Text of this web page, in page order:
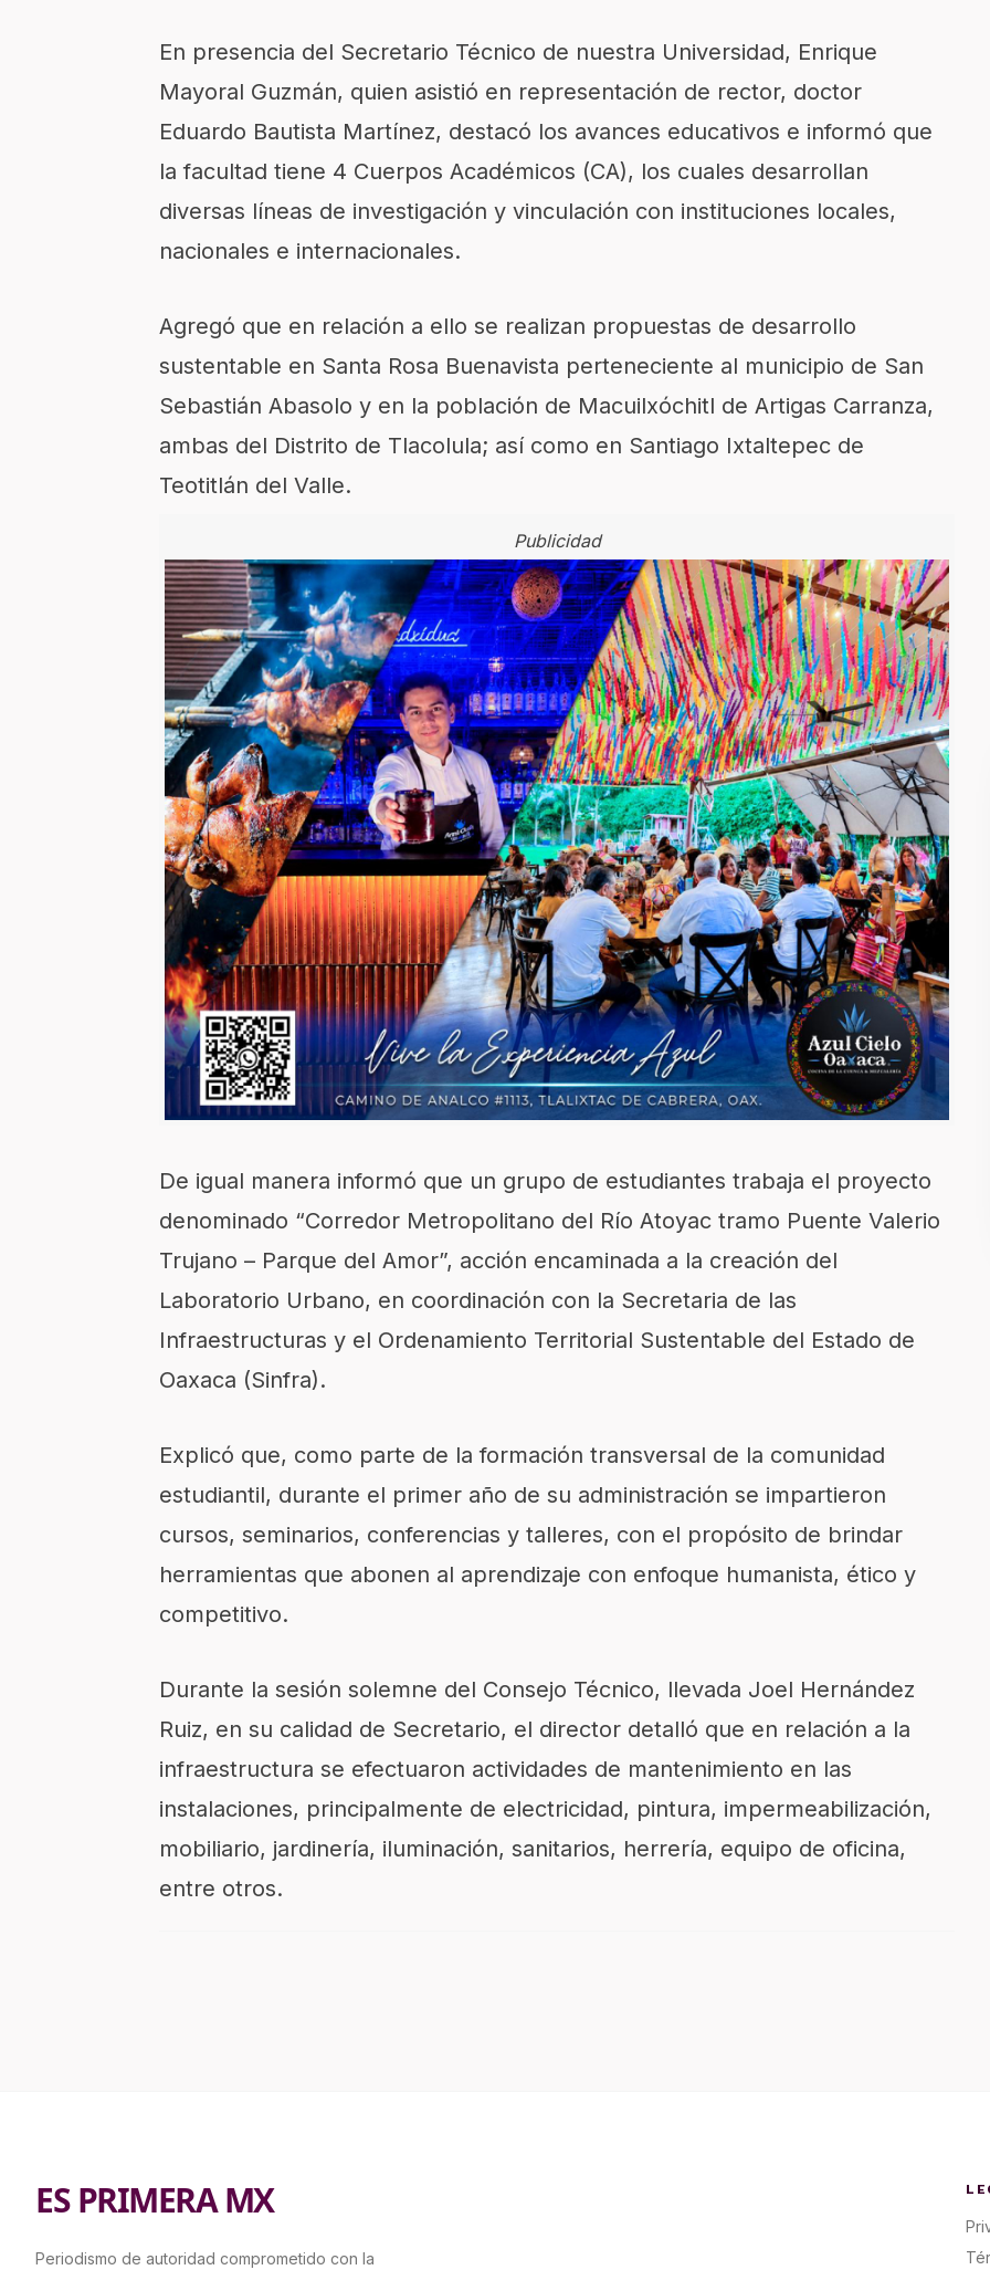
En presencia del Secretario Técnico de nuestra Universidad, Enrique
Mayoral Guzmán, quien asistió en representación de rector, doctor
Eduardo Bautista Martínez, destacó los avances educativos e informó que
la facultad tiene 4 Cuerpos Académicos (CA), los cuales desarrollan
diversas líneas de investigación y vinculación con instituciones locales,
nacionales e internacionales.
Agregó que en relación a ello se realizan propuestas de desarrollo
sustentable en Santa Rosa Buenavista perteneciente al municipio de San
Sebastián Abasolo y en la población de Macuilxóchitl de Artigas Carranza,
ambas del Distrito de Tlacolula; así como en Santiago Ixtaltepec de
Teotitlán del Valle.
Publicidad
De igual manera informó que un grupo de estudiantes trabaja el proyecto
denominado “Corredor Metropolitano del Río Atoyac tramo Puente Valerio
Trujano – Parque del Amor”, acción encaminada a la creación del
Laboratorio Urbano, en coordinación con la Secretaria de las
Infraestructuras y el Ordenamiento Territorial Sustentable del Estado de
Oaxaca (Sinfra).
Explicó que, como parte de la formación transversal de la comunidad
estudiantil, durante el primer año de su administración se impartieron
cursos, seminarios, conferencias y talleres, con el propósito de brindar
herramientas que abonen al aprendizaje con enfoque humanista, ético y
competitivo.
Durante la sesión solemne del Consejo Técnico, llevada Joel Hernández
Ruiz, en su calidad de Secretario, el director detalló que en relación a la
infraestructura se efectuaron actividades de mantenimiento en las
instalaciones, principalmente de electricidad, pintura, impermeabilización,
mobiliario, jardinería, iluminación, sanitarios, herrería, equipo de oficina,
entre otros.
ES PRIMERA MX
Periodismo de autoridad comprometido con la